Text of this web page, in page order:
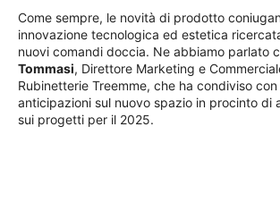
Come sempre, le novità di prodotto
innovazione tecnologica ed estetica
nuovi comandi doccia. Ne abbiamo parlato
Tommasi, Direttore Marketing e
Rubinetterie Treemme, che ha condiviso
anticipazioni sul nuovo spazio in procinto di
sui progetti per il 2025.